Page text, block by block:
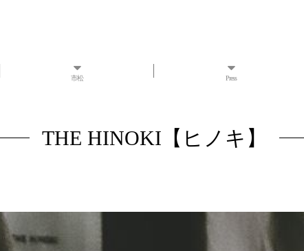
市松 Press
THE HINOKI【ヒノキ】